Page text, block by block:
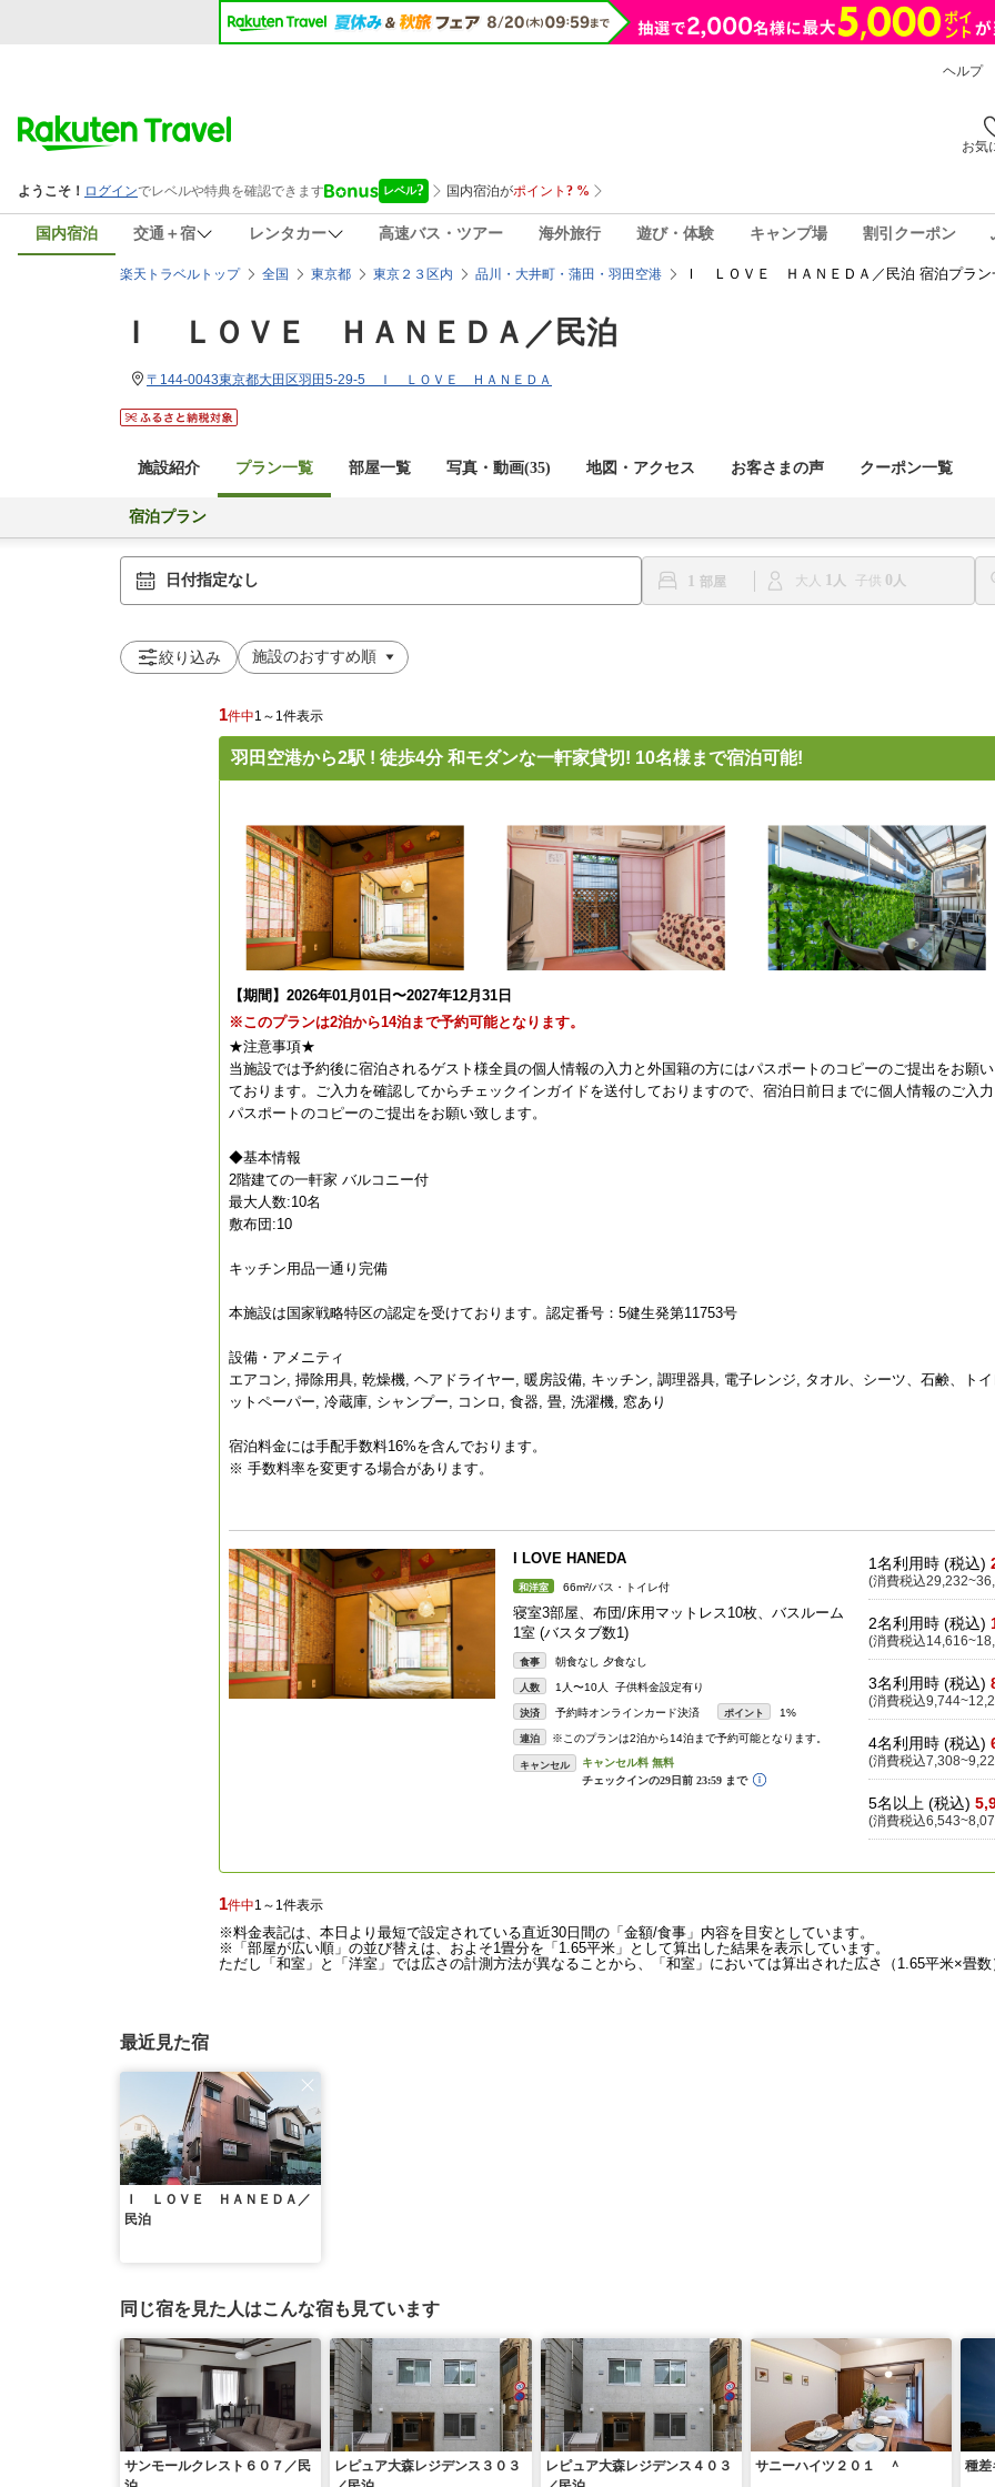
ヘルプ
お気
国内宿泊 交通＋宿 レンタカー 高速バス・ツアー 海外旅行 遊び・体験 キャンプ場 割引クーポン
楽天トラベルトップ 全国 東京都 東京２３区内 品川・大井町・蒲田・羽田空港 Ｉ ＬＯＶＥ ＨＡＮＥＤＡ／民泊 宿泊プラン
Ｉ ＬＯＶＥ ＨＡＮＥＤＡ／民泊
〒144-0043東京都大田区羽田5-29-5 Ｉ ＬＯＶＥ ＨＡＮＥＤＡ
施設紹介 プラン一覧 部屋一覧 写真・動画(35) 地図・アクセス お客さまの声 クーポン一覧
宿泊プラン
日付指定なし 1 大人 1 子供 0
絞り込み
1件中1～1件表示
羽田空港から2駅 ! 徒歩4分 和モダンな一軒家貸切! 10名様まで宿泊可能!
【期間】2026年01月01日〜2027年12月31日
※このプランは2泊から14泊まで予約可能となります。
★注意事項★
当施設では予約後に宿泊されるゲスト様全員の個人情報の入力と外国籍の方にはパスポートのコピーのご提出をお願い
ております。ご入力を確認してからチェックインガイドを送付しておりますので、宿泊日前日までに個人情報のご入力
パスポートのコピーのご提出をお願い致します。
◆基本情報
2階建ての一軒家 バルコニー付
最大人数:10名
敷布団:10
キッチン用品一通り完備
本施設は国家戦略特区の認定を受けております。認定番号：5健生発第11753号
設備・アメニティ
エアコン, 掃除用具, 乾燥機, ヘアドライヤー, 暖房設備, キッチン, 調理器具, 電子レンジ, タオル、シーツ、石鹸、トイ
ットペーパー, 冷蔵庫, シャンプー, コンロ, 食器, 畳, 洗濯機, 窓あり
宿泊料金には手配手数料16%を含んでおります。
※ 手数料率を変更する場合があります。
I LOVE HANEDA
和洋室 66m²/バス・トイレ付
寝室3部屋、布団/床用マットレス10枚、バスルーム
1室 (バスタブ数1)
食事 朝食なし 夕食なし
人数 1人〜10人 子供料金設定有り
決済 予約時オンラインカード決済 ポイント 1%
連泊 ※このプランは2泊から14泊まで予約可能となります。
キャンセル
1名利用時 (税込)
(消費税込
2名利用時 (税込)
(消費税込
3名利用時 (税込)
(消費税込
4名利用時 (税込)
(消費税込
5名以上 (税込)
(消費税込
1件中1～1件表示
※料金表記は、本日より最短で設定されている直近30日間の「金額/食事」内容を目安としています。
※「部屋が広い順」の並び替えは、およそ1畳分を「1.65平米」として算出した結果を表示しています。
ただし「和室」と「洋室」では広さの計測方法が異なることから、「和室」においては算出された広さ（1.65平米×畳数
最近見た宿
Ｉ ＬＯＶＥ ＨＡＮＥＤＡ／
民泊
同じ宿を見た人はこんな宿も見ています
サンモールクレスト６０７／民
レピュア大森レジデンス３０３
レピュア大森レジデンス４０３
サニーハイツ２０１ ＾ 種